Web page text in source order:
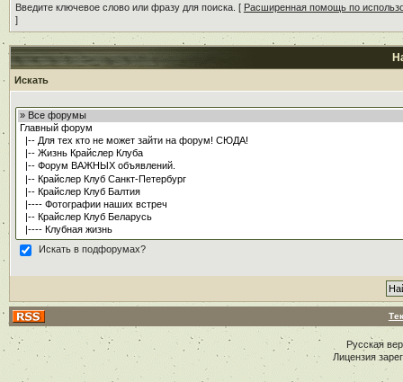
Введите ключевое слово или фразу для поиска. [ Расширенная помощь по
]
Искать
Искать в подфорумах?
Русская
Лицензия